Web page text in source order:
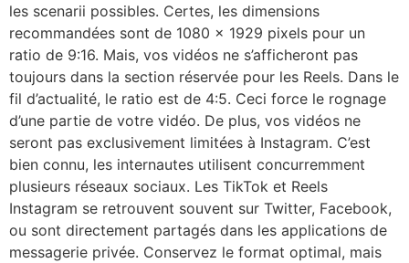
les scenarii possibles. Certes, les dimensions
recommandées sont de 1080 × 1929 pixels pour un
ratio de 9:16. Mais, vos vidéos ne s’afficheront pas
toujours dans la section réservée pour les Reels. Dans le
fil d’actualité, le ratio est de 4:5. Ceci force le rognage
d’une partie de votre vidéo. De plus, vos vidéos ne
seront pas exclusivement limitées à Instagram. C’est
bien connu, les internautes utilisent concurremment
plusieurs réseaux sociaux. Les TikTok et Reels
Instagram se retrouvent souvent sur Twitter, Facebook,
ou sont directement partagés dans les applications de
messagerie privée. Conservez le format optimal, mais